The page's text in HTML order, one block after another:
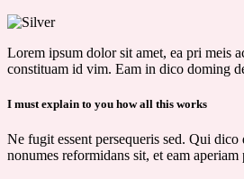
Lorem ipsum dolor sit amet, ea pri meis
constituam id vim. Eam in dico doming
I must explain to you how all this works
Ne fugit essent persequeris sed. Qui
nonumes reformidans sit, et eam aperiam